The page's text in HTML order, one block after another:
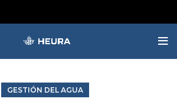
GESTIÓN DEL AGUA